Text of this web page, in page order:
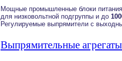
Мощные промышленные блоки
для низковольтной подгруппы и до
Регулируемые выпрямители с
Выпрямительные